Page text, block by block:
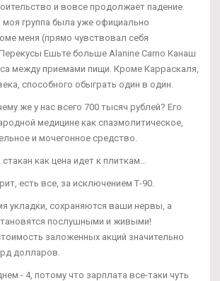
и вовсе продолжает падение.
группа была уже официально
меня (прямо чувствовал себя
Ешьте больше Alanine Carno Канаш
между приемами пищи. Кроме Карраскаля,
способного обыграть один в один.
же у нас всего 700 тысяч рублей? Его
медицине как спазмолитическое,
и мочегонное средство.
как цена идет к плиткам...
есть все, за исключением Т-90.
укладки, сохраняются ваши нервы, а
послушными и живыми!
заложенных акций значительно
долларов.
- 4, потому что зарплата все-таки чуть